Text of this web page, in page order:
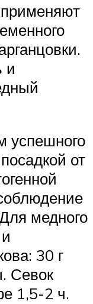
и
успешного
от
медного
30 г
Севок
1,5-2 ч.